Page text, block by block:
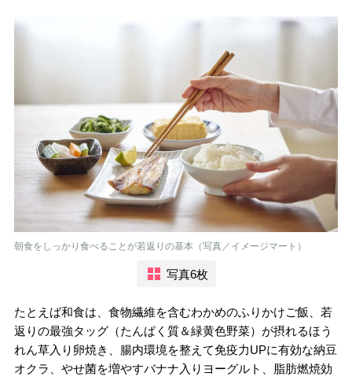
朝食をしっかり食べることが若返りの基本（写真／イメージマート）
写真6枚
たとえば和食は、食物繊維を含むわかめのふりかけご飯、若
返りの最強タッグ（たんぱく質＆緑黄色野菜）が摂れるほう
れん草入り卵焼き、腸内環境を整えて免疫力UPに有効な納豆
オクラ、やせ菌を増やすバナナ入りヨーグルト、脂肪燃焼効